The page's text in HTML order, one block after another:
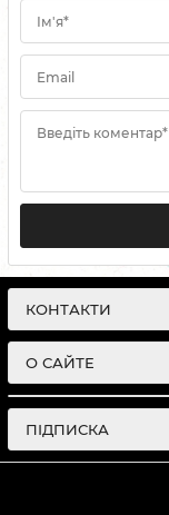
Ім'я*
Email
Введіть коментар*
КОНТАКТИ
О САЙТЕ
ПІДПИСКА